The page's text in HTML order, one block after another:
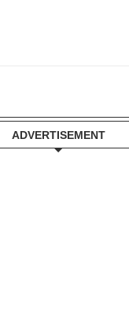
ADVERTISEMENT